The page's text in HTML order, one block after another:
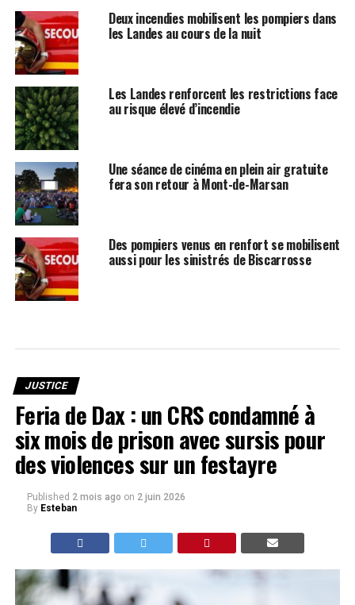
Deux incendies mobilisent les pompiers dans
les Landes au cours de la nuit
Les Landes renforcent les restrictions face
au risque élevé d’incendie
Une séance de cinéma en plein air gratuite
fera son retour à Mont-de-Marsan
Des pompiers venus en renfort se mobilisent
aussi pour les sinistrés de Biscarrosse
JUSTICE
Feria de Dax : un CRS condamné à
six mois de prison avec sursis pour
des violences sur un festayre
Published 2 mois ago on 2 juin 2026
By Esteban